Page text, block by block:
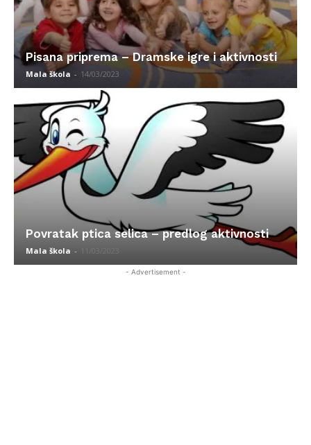
Pisana priprema – Dramske igre i aktivnosti
Mala škola - 14/03/2023
Povratak ptica selica – predlog aktivnosti
Mala škola - 11/03/2023
- Advertisement -